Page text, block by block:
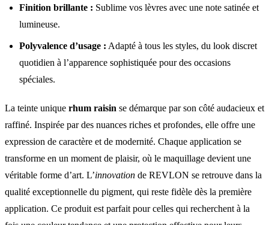
Finition brillante : Sublime vos lèvres avec une note satinée et
lumineuse.
Polyvalence d’usage : Adapté à tous les styles, du look discret
quotidien à l’apparence sophistiquée pour des occasions
spéciales.
La teinte unique rhum raisin se démarque par son côté audacieux et
raffiné. Inspirée par des nuances riches et profondes, elle offre une
expression de caractère et de modernité. Chaque application se
transforme en un moment de plaisir, où le maquillage devient une
véritable forme d’art. L’innovation de REVLON se retrouve dans la
qualité exceptionnelle du pigment, qui reste fidèle dès la première
application. Ce produit est parfait pour celles qui recherchent à la